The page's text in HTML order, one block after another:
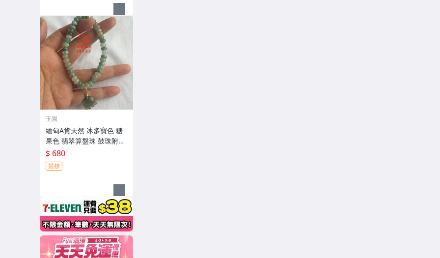
玉園
緬甸A貨天然 冰多寶色 糖
果色 翡翠算盤珠 鼓珠附油
綠小滴溜手串 7咪 穿白繩
$ 680
競標